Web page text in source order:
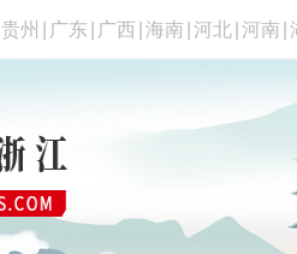
贵州 广东 广西 海南 河北 河南